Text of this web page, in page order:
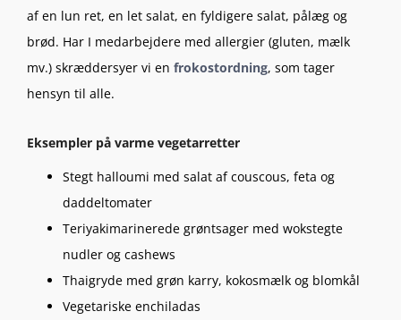
af en lun ret, en let salat, en fyldigere salat, pålæg og
brød. Har I medarbejdere med allergier (gluten, mælk
mv.) skræddersyer vi en frokostordning, som tager
hensyn til alle.
Eksempler på varme vegetarretter
Stegt halloumi med salat af couscous, feta og
daddeltomater
Teriyakimarinerede grøntsager med wokstegte
nudler og cashews
Thaigryde med grøn karry, kokosmælk og blomkål
Vegetariske enchiladas